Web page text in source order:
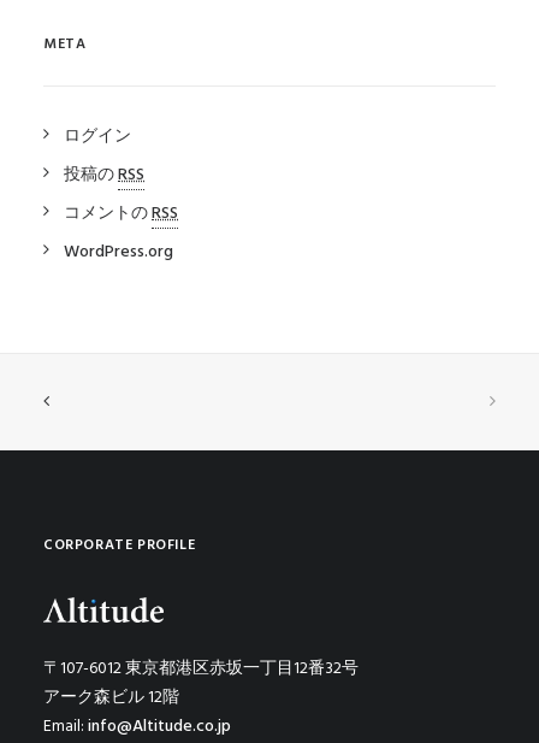
META
ログイン
投稿のRSS
コメントのRSS
WordPress.org
CORPORATE PROFILE
〒107-6012 東京都港区赤坂一丁目12番32号
アーク森ビル 12階
Email:info@Altitude.co.jp